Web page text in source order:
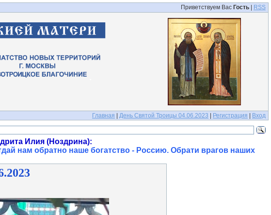
Приветствуем Вас Гость RSS
Главная День Святой Троицы 04.06.2023 Регистрация Вход
Илия (Ноздрина):
нам обратно наше богатство - Россию. Обрати врагов наших